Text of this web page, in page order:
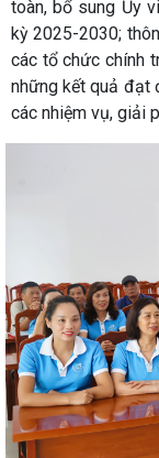
toàn, bổ sung Ủy
kỳ 2025-2030;
các tổ chức chính
những kết quả đạt
các nhiệm vụ, giải